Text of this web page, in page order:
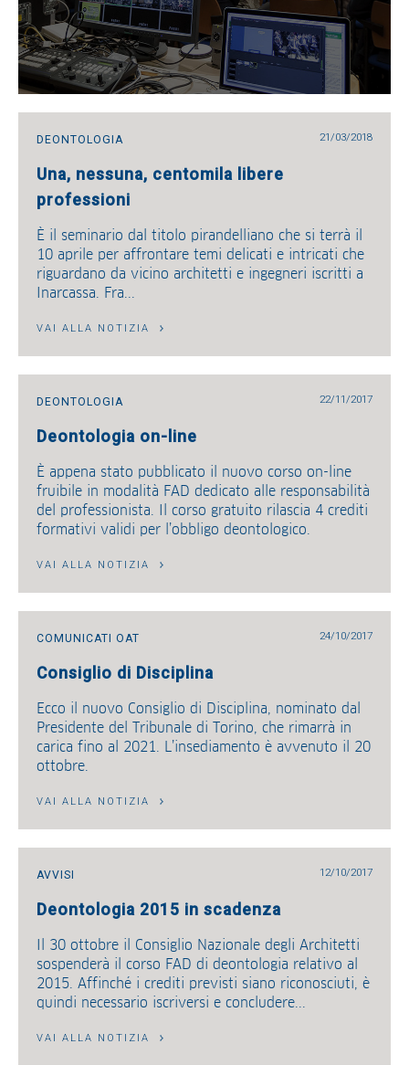
DEONTOLOGIA 21/03/2018
Una, nessuna, centomila libere
professioni
È il seminario dal titolo pirandelliano che si terrà il
10 aprile per affrontare temi delicati e intricati che
riguardano da vicino architetti e ingegneri iscritti a
Inarcassa. Fra...
VAI ALLA NOTIZIA
DEONTOLOGIA 22/11/2017
Deontologia on-line
È appena stato pubblicato il nuovo corso on-line
fruibile in modalità FAD dedicato alle responsabilità
del professionista. Il corso gratuito rilascia 4 crediti
formativi validi per l’obbligo deontologico.
VAI ALLA NOTIZIA
COMUNICATI OAT 24/10/2017
Consiglio di Disciplina
Ecco il nuovo Consiglio di Disciplina, nominato dal
Presidente del Tribunale di Torino, che rimarrà in
carica fino al 2021. L’insediamento è avvenuto il 20
ottobre.
VAI ALLA NOTIZIA
AVVISI 12/10/2017
Deontologia 2015 in scadenza
Il 30 ottobre il Consiglio Nazionale degli Architetti
sospenderà il corso FAD di deontologia relativo al
2015. Affinché i crediti previsti siano riconosciuti, è
quindi necessario iscriversi e concludere...
VAI ALLA NOTIZIA